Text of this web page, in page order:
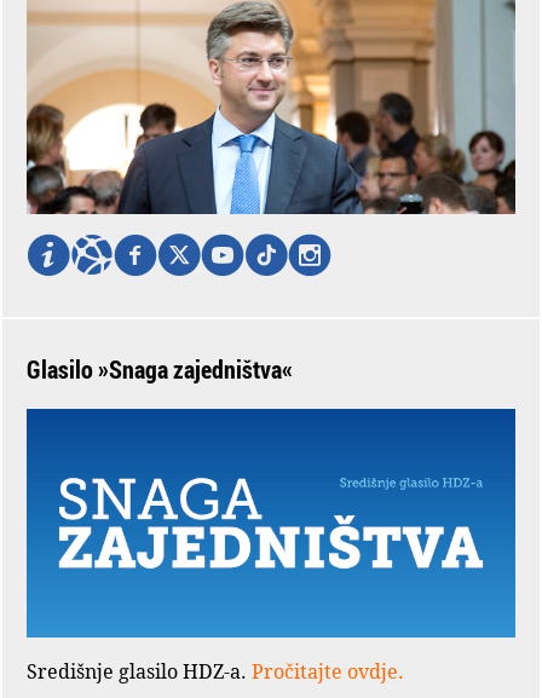
Glasilo »Snaga zajedništva«
Središnje glasilo HDZ-a. Pročitajte ovdje.